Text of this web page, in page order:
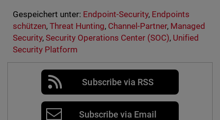
Gespeichert unter: Endpoint-Security, Endpoints
schützen, Threat Hunting, Channel-Partner, Managed
Security, Security Operations Center (SOC), Unified
Security Platform
Subscribe via RSS
Subscribe via Email